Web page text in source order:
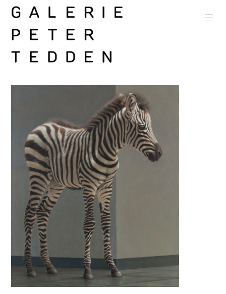
Zum
Inhalt
springen
Galerie